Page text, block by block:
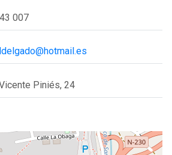
007
Piniés, 24